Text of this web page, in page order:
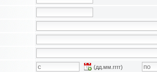
(дд.мм.гггг)